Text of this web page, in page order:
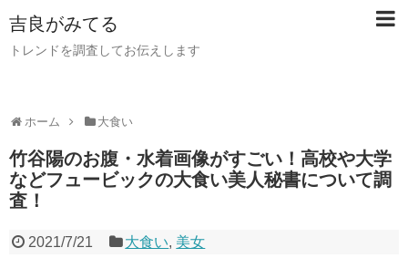
吉良がみてる
トレンドを調査してお伝えします
ホーム 大食い
竹谷陽のお腹・水着画像がすごい！高校や大学
などフュービックの大食い美人秘書について調
査！
2021/7/21 大食い, 美女